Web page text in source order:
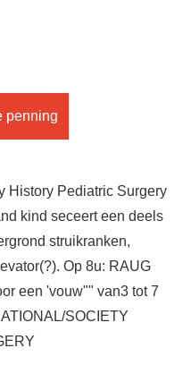
penning
History Pediatric Surgery
kind seceert een deels
struikranken,
Op 8u: RAUG
een 'vouw"" van3 tot 7
SOCIETY